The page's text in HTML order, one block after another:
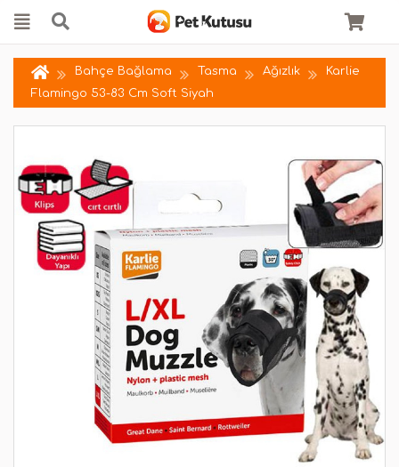
Bahçe Bağlama Tasma Ağızlık
Karlie
Flamingo 53-83 Cm Soft Siyah